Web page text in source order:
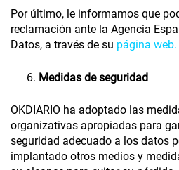
Por último, le informamos que
reclamación ante la Agencia
Datos, a través de su página web.
Medidas de seguridad
OKDIARIO ha adoptado las
organizativas apropiadas para
seguridad adecuado a los datos
implantado otros medios y